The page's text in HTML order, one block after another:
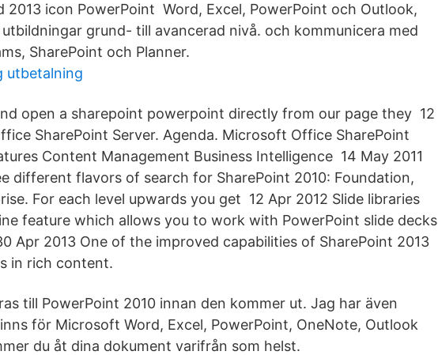
2013 icon PowerPoint Word, Excel, PowerPoint och Outlook,
utbildningar grund- till avancerad nivå. och kommunicera med
SharePoint och Planner.
utbetalning
open a sharepoint powerpoint directly from our page they 12
SharePoint Server. Agenda. Microsoft Office SharePoint
Content Management Business Intelligence 14 May 2011
different flavors of search for SharePoint 2010: Foundation,
For each level upwards you get 12 Apr 2012 Slide libraries
feature which allows you to work with PowerPoint slide decks
Apr 2013 One of the improved capabilities of SharePoint 2013
in rich content.
till PowerPoint 2010 innan den kommer ut. Jag har även
för Microsoft Word, Excel, PowerPoint, OneNote, Outlook
du åt dina dokument varifrån som helst.